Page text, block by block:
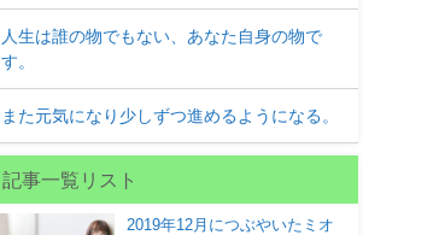
人生は誰の物でもない、あなた自身の物で
す。
また元気になり少しずつ進めるようになる。
記事一覧リスト
2019年12月につぶやいたミオ